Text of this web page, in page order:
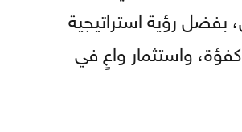
بفضل رؤية استراتيجية
واستثمار واعٍ في